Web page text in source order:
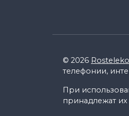
0 15.4k.
© 2026
телефонии,
При
принадлежат